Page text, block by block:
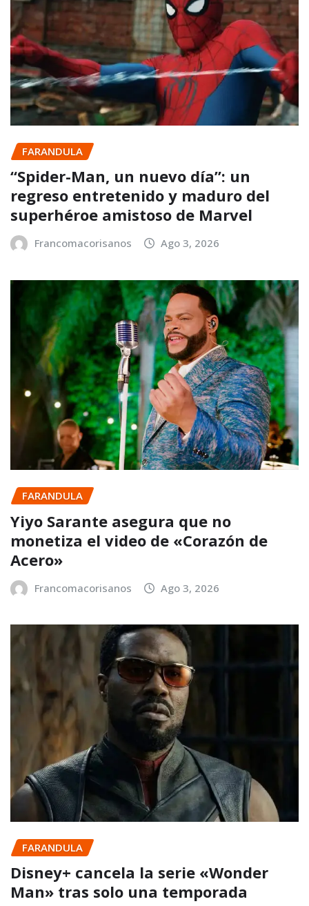
FARANDULA
“Spider-Man, un nuevo día”: un
regreso entretenido y maduro del
superhéroe amistoso de Marvel
Francomacorisanos Ago 3, 2026
FARANDULA
Yiyo Sarante asegura que no
monetiza el video de «Corazón de
Acero»
Francomacorisanos Ago 3, 2026
FARANDULA
Disney+ cancela la serie «Wonder
Man» tras solo una temporada